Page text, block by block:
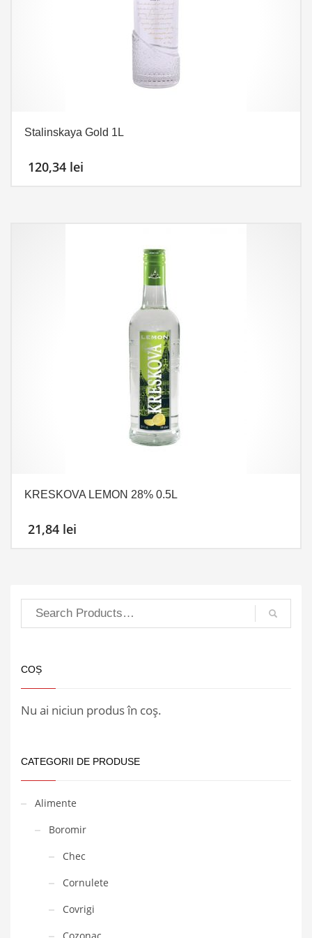
Stalinskaya Gold 1L
120,34 lei
KRESKOVA LEMON 28% 0.5L
21,84 lei
COȘ
Nu ai niciun produs în coș.
CATEGORII DE PRODUSE
Alimente
Boromir
Chec
Cornulete
Covrigi